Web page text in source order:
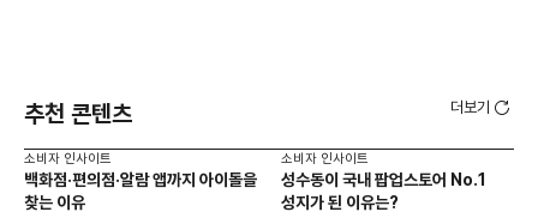
추천 콘텐츠 더보기
소비자 인사이트
백화점·편의점·알람 앱까지 아이돌을
찾는 이유
소비자 인사이트
성수동이 국내 팝업스토어 No.1
성지가 된 이유는?